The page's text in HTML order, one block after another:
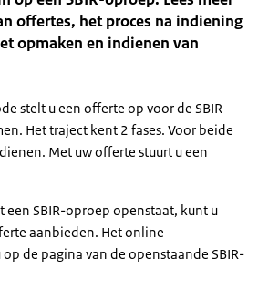
offertes, het proces na indiening
opmaken en indienen van
stelt u een offerte op voor de SBIR
Het traject kent 2 fases. Voor beide
Met uw offerte stuurt u een
SBIR-oproep openstaat, kunt u
aanbieden. Het online
de pagina van de openstaande SBIR-